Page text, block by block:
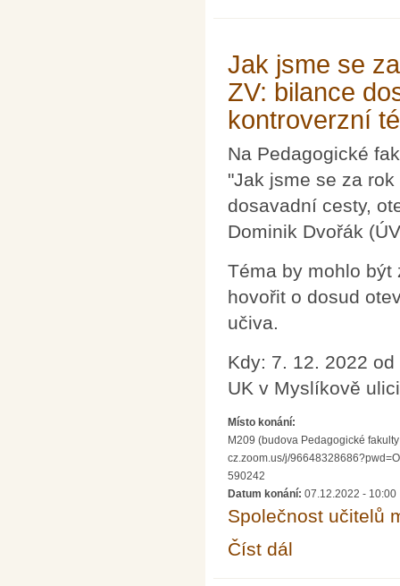
Jak jsme se
ZV: bilance
kontroverzní
Na Pedagogické
"Jak jsme se za rok
dosavadní cesty,
Dominik Dvořák
Téma by mohlo být
hovořit o dosud
učiva.
Kdy: 7. 12. 2022
UK v Myslíkově
Místo konání:
M209 (budova Pedagogické
cz.zoom.us/j/
590242
Datum konání: 07.12.2022 - 10:00
Společnost učitelů
Číst dál